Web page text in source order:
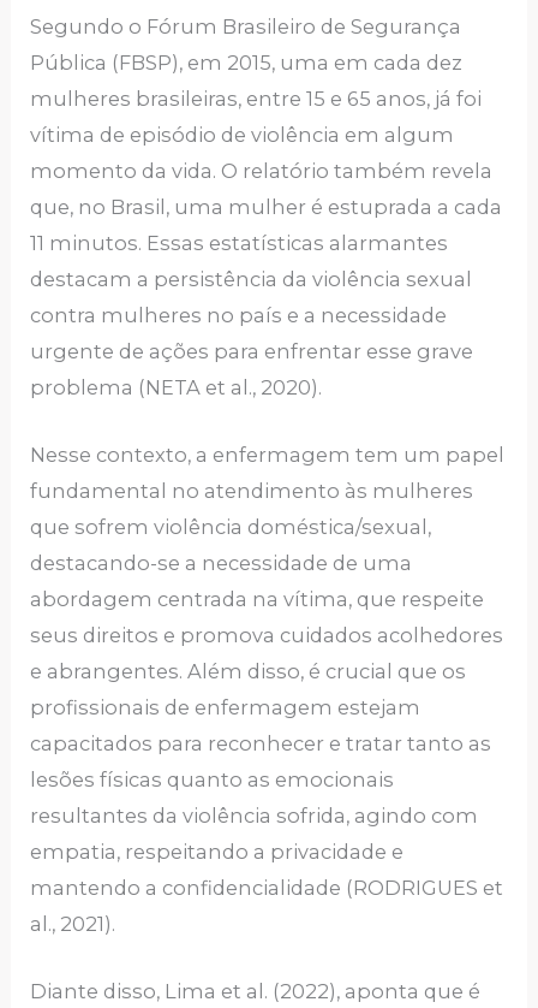
Segundo o Fórum Brasileiro de Segurança
Pública (FBSP), em 2015, uma em cada dez
mulheres brasileiras, entre 15 e 65 anos, já foi
vítima de episódio de violência em algum
momento da vida. O relatório também revela
que, no Brasil, uma mulher é estuprada a cada
11 minutos. Essas estatísticas alarmantes
destacam a persistência da violência sexual
contra mulheres no país e a necessidade
urgente de ações para enfrentar esse grave
problema (NETA et al., 2020).
Nesse contexto, a enfermagem tem um papel
fundamental no atendimento às mulheres
que sofrem violência doméstica/sexual,
destacando-se a necessidade de uma
abordagem centrada na vítima, que respeite
seus direitos e promova cuidados acolhedores
e abrangentes. Além disso, é crucial que os
profissionais de enfermagem estejam
capacitados para reconhecer e tratar tanto as
lesões físicas quanto as emocionais
resultantes da violência sofrida, agindo com
empatia, respeitando a privacidade e
mantendo a confidencialidade (RODRIGUES et
al., 2021).
Diante disso, Lima et al. (2022), aponta que é